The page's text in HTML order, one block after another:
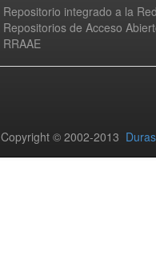
Repositorio integrado a la
Repositorios de Acceso
RRAAE
Copyright © 2002-2013